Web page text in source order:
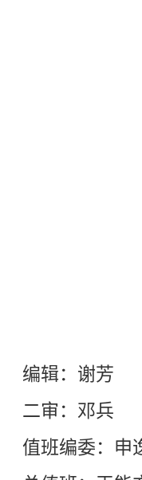
编辑：谢芳
二审：邓兵
值班编委：申